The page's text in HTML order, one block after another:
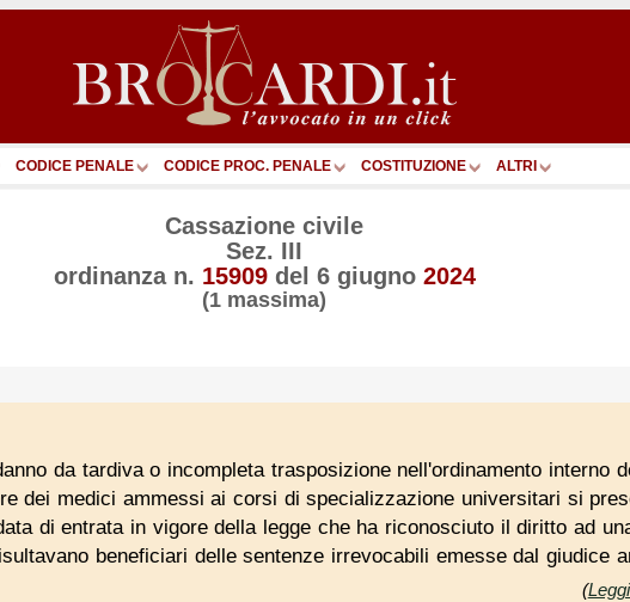
CODICE PENALE CODICE PROC. PENALE COSTITUZIONE ALTRI
Cassazione civile
Sez. III
ordinanza n. 15909 del 6 giugno 2024
(1 massima)
da tardiva o incompleta trasposizione nell'ordinamento interno
dei medici ammessi ai corsi di specializzazione universitari si
di entrata in vigore della legge che ha riconosciuto il diritto ad
beneficiari delle sentenze irrevocabili emesse dal giudice
(